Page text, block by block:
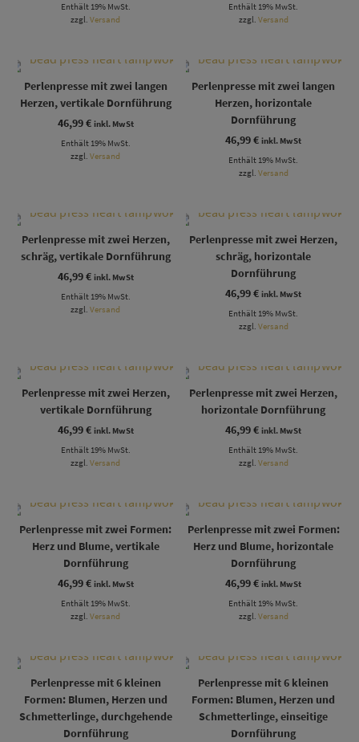
Enthält 19% MwSt.
zzgl.Versand
Enthält 19% MwSt.
zzgl. Versand
Perlenpresse mit zwei langen
Herzen, vertikale Dornführung
46,99€ inkl. MwSt
Enthält 19% MwSt.
zzgl.Versand
Perlenpresse mit zwei langen
Herzen, horizontale
Dornführung
46,99€ inkl. MwSt
Enthält 19% MwSt.
zzgl. Versand
Perlenpresse mit zwei Herzen,
schräg, vertikale Dornführung
46,99€ inkl. MwSt
Enthält 19% MwSt.
zzgl.Versand
Perlenpresse mit zwei Herzen,
schräg, horizontale
Dornführung
46,99€ inkl. MwSt
Enthält 19% MwSt.
zzgl. Versand
Perlenpresse mit zwei Herzen,
vertikale Dornführung
46,99€ inkl. MwSt
Enthält 19% MwSt.
zzgl.Versand
Perlenpresse mit zwei Herzen,
horizontale Dornführung
46,99€ inkl. MwSt
Enthält 19% MwSt.
zzgl. Versand
Perlenpresse mit zwei Formen:
Herz und Blume, vertikale
Dornführung
46,99€ inkl. MwSt
Enthält 19% MwSt.
zzgl.Versand
Perlenpresse mit zwei Formen:
Herz und Blume, horizontale
Dornführung
46,99€ inkl. MwSt
Enthält 19% MwSt.
zzgl. Versand
Perlenpresse mit 6 kleinen
Formen: Blumen, Herzen und
Schmetterlinge, durchgehende
Dornführung
Perlenpresse mit 6 kleinen
Formen: Blumen, Herzen und
Schmetterlinge, einseitige
Dornführung